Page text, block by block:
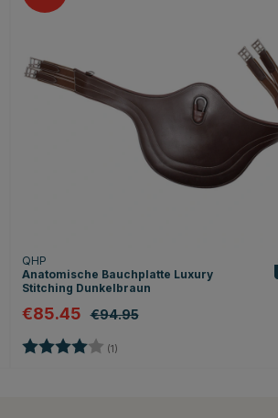
QHP
Anatomische Bauchplatte Luxury
Stitching Dunkelbraun
€85.45 €94.95
Bewertung: (1)